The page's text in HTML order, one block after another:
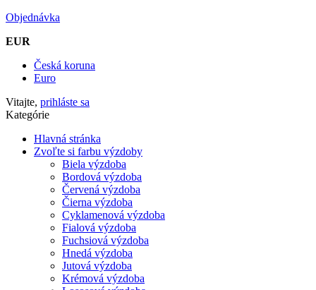
Objednávka
EUR
Česká koruna
Euro
Vitajte, prihláste sa
Kategórie
Hlavná stránka
Zvoľte si farbu výzdoby
Biela výzdoba
Bordová výzdoba
Červená výzdoba
Čierna výzdoba
Cyklamenová výzdoba
Fialová výzdoba
Fuchsiová výzdoba
Hnedá výzdoba
Jutová výzdoba
Krémová výzdoba